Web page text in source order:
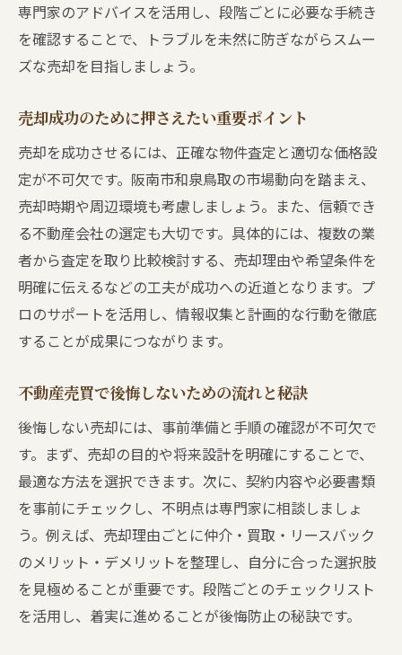
専門家のアドバイスを活用し、段階ごとに必要な手続き
を確認することで、トラブルを未然に防ぎながらスムー
ズな売却を目指しましょう。
売却成功のために押さえたい重要ポイント
売却を成功させるには、正確な物件査定と適切な価格設
定が不可欠です。阪南市和泉鳥取の市場動向を踏まえ、
売却時期や周辺環境も考慮しましょう。また、信頼でき
る不動産会社の選定も大切です。具体的には、複数の業
者から査定を取り比較検討する、売却理由や希望条件を
明確に伝えるなどの工夫が成功への近道となります。プ
ロのサポートを活用し、情報収集と計画的な行動を徹底
することが成果につながります。
不動産売買で後悔しないための流れと秘訣
後悔しない売却には、事前準備と手順の確認が不可欠で
す。まず、売却の目的や将来設計を明確にすることで、
最適な方法を選択できます。次に、契約内容や必要書類
を事前にチェックし、不明点は専門家に相談しましょ
う。例えば、売却理由ごとに仲介・買取・リースバック
のメリット・デメリットを整理し、自分に合った選択肢
を見極めることが重要です。段階ごとのチェックリスト
を活用し、着実に進めることが後悔防止の秘訣です。